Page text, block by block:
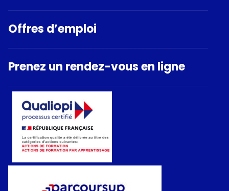
Offres d’emploi
Prenez un rendez-vous en ligne